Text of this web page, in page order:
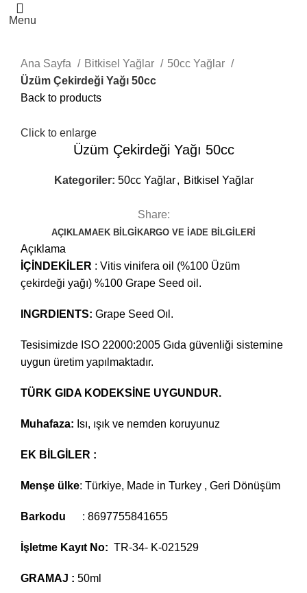
Menu
Ana Sayfa Bitkisel Yağlar
50cc Yağlar
Üzüm Çekirdeği Yağı 50cc
Back to products
Click to enlarge
Üzüm Çekirdeği Yağı 50cc
Kategoriler: 50cc Yağlar , Bitkisel Yağlar
Share:
AÇIKLAMAEK BILGI KARGO VE İADE BILGILERI
Açıklama
İÇİNDEKİLER : Vitis vinifera oil (%100 Üzüm
çekirdeği yağı) %100 Grape Seed oil.
INGRDIENTS: Grape Seed Oıl.
Tesisimizde ISO 22000:2005 Gıda güvenliği sistemine
uygun üretim yapılmaktadır.
TÜRK GIDA KODEKSİNE UYGUNDUR.
Muhafaza: Isı, ışık ve nemden koruyunuz
EK BİLGİLER :
Menşe ülke: Türkiye, Made in Turkey , Geri Dönüşüm
Barkodu : 8697755841655
İşletme Kayıt No: TR-34- K-021529
GRAMAJ : 50ml